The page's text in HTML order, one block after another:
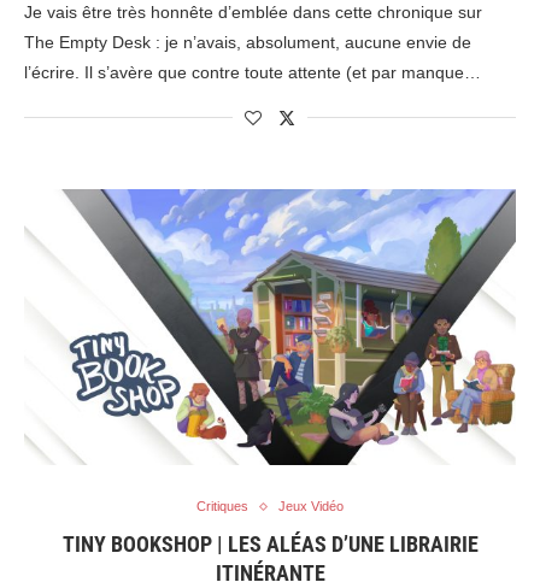
Je vais être très honnête d’emblée dans cette chronique sur
The Empty Desk : je n’avais, absolument, aucune envie de
l’écrire. Il s’avère que contre toute attente (et par manque…
Critiques Jeux Vidéo
TINY BOOKSHOP | LES ALÉAS D’UNE LIBRAIRIE
ITINÉRANTE